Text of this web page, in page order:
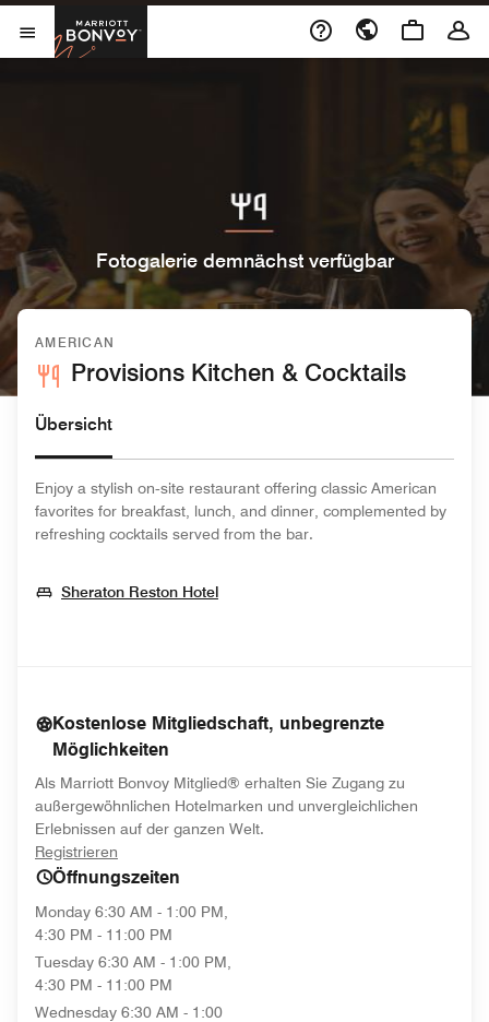
Skip to Content
Menu öffnen
Marriott Bonvoy
Fotogalerie demnächst verfügbar
AMERICAN
Provisions Kitchen & Cocktails
Übersicht
Enjoy a stylish on‑site restaurant offering classic American
favorites for breakfast, lunch, and dinner, complemented by
refreshing cocktails served from the bar.
Sheraton Reston HotelOpens In New Window
Kostenlose Mitgliedschaft, unbegrenzte
Möglichkeiten
Als Marriott Bonvoy Mitglied® erhalten Sie Zugang zu
außergewöhnlichen Hotelmarken und unvergleichlichen
Erlebnissen auf der ganzen Welt.
Registrieren
Öffnungszeiten
Monday 6:30 AM - 1:00 PM,
4:30 PM - 11:00 PM
Tuesday 6:30 AM - 1:00 PM,
4:30 PM - 11:00 PM
Wednesday 6:30 AM - 1:00